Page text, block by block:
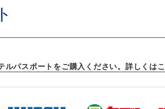
パスポートをご購入ください。詳しくは